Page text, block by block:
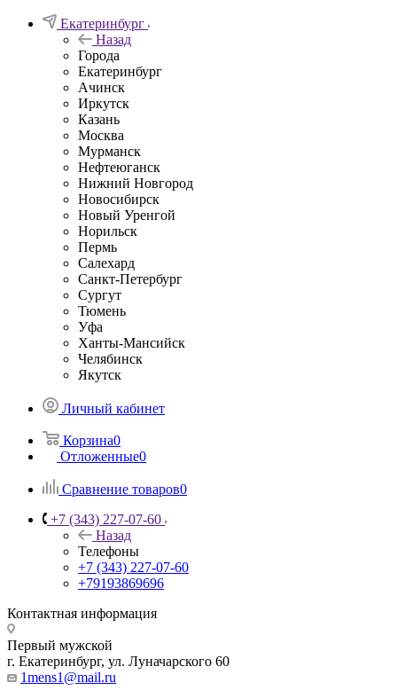
Екатеринбург
Назад
Города
Екатеринбург
Ачинск
Иркутск
Казань
Москва
Мурманск
Нефтеюганск
Нижний Новгород
Новосибирск
Новый Уренгой
Норильск
Пермь
Салехард
Санкт-Петербург
Сургут
Тюмень
Уфа
Ханты-Мансийск
Челябинск
Якутск
Личный кабинет
Корзина0
Отложенные0
Сравнение товаров0
+7 (343) 227-07-60
Назад
Телефоны
+7 (343) 227-07-60
+79193869696
Контактная информация
Первый мужской
г. Екатеринбург, ул. Луначарского 60
1mens1@mail.ru